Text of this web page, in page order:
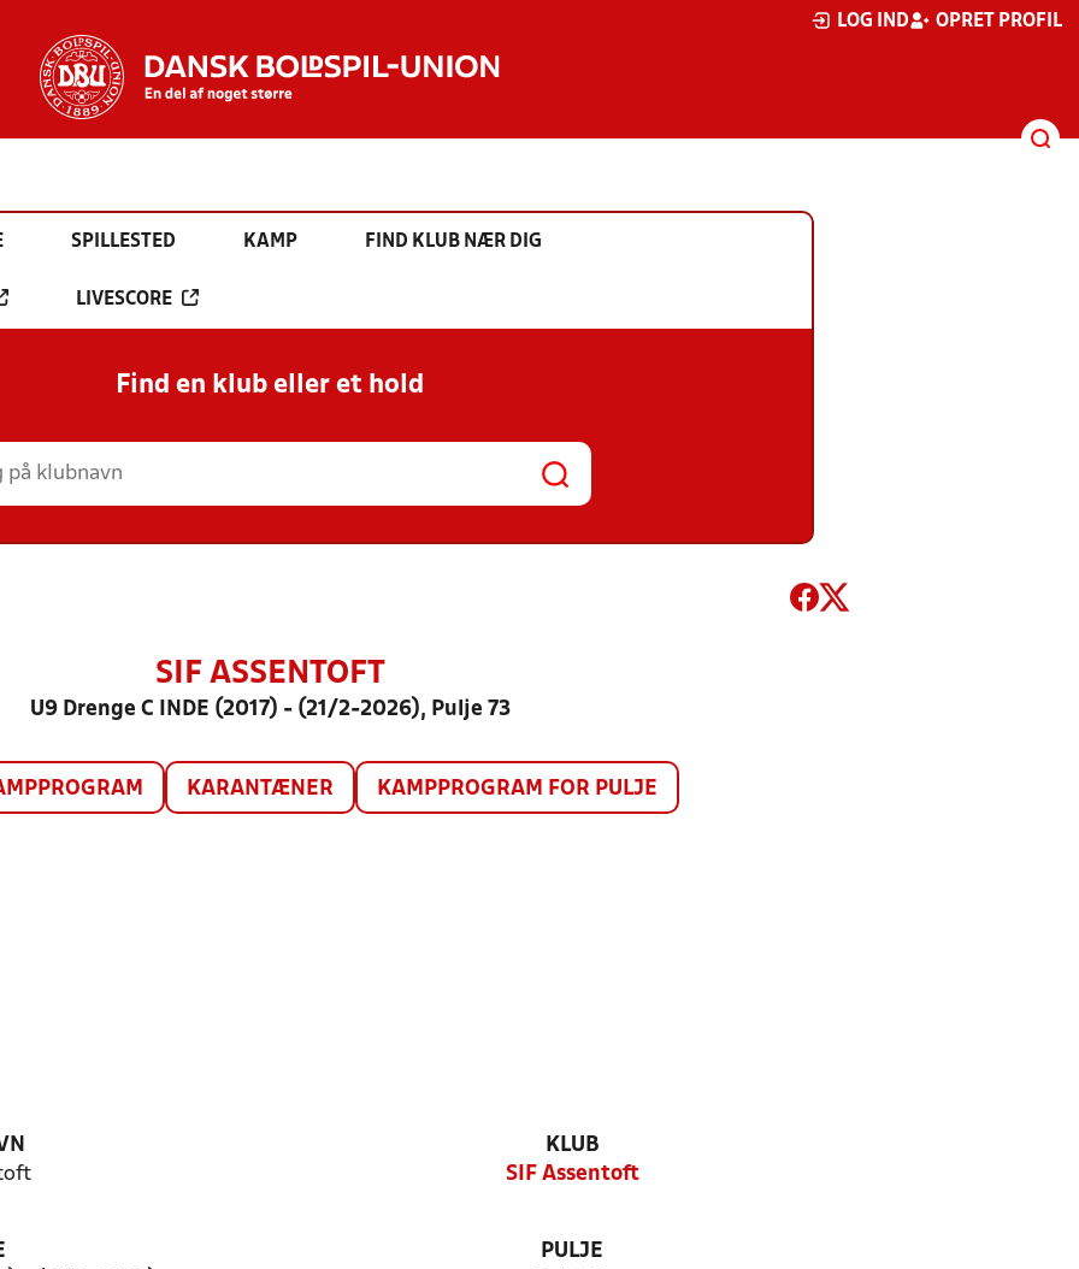
LOG IND OPRET PROFIL
SPILLESTED KAMP FIND KLUB NÆR DIG
LIVESCORE
Find en klub eller et hold
SIF ASSENTOFT
U9 Drenge C INDE (2017) - (21/2-2026), Pulje 73
KARANTÆNER KAMPPROGRAM FOR PULJE
KLUB
SIF Assentoft
PULJE